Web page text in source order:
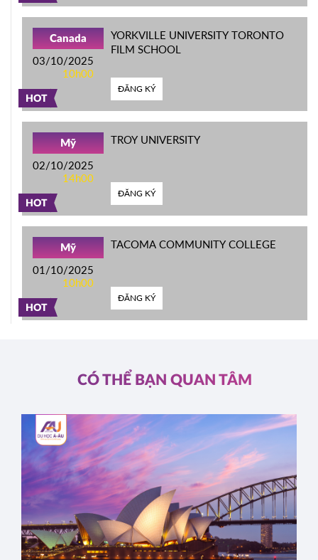
HOT
Canada
03/10/2025
10h00
YORKVILLE UNIVERSITY TORONTO
FILM SCHOOL
ĐĂNG KÝ
HOT
Mỹ
02/10/2025
14h00
TROY UNIVERSITY
ĐĂNG KÝ
HOT
Mỹ
01/10/2025
10h00
TACOMA COMMUNITY COLLEGE
ĐĂNG KÝ
CÓ THỂ BẠN QUAN TÂM